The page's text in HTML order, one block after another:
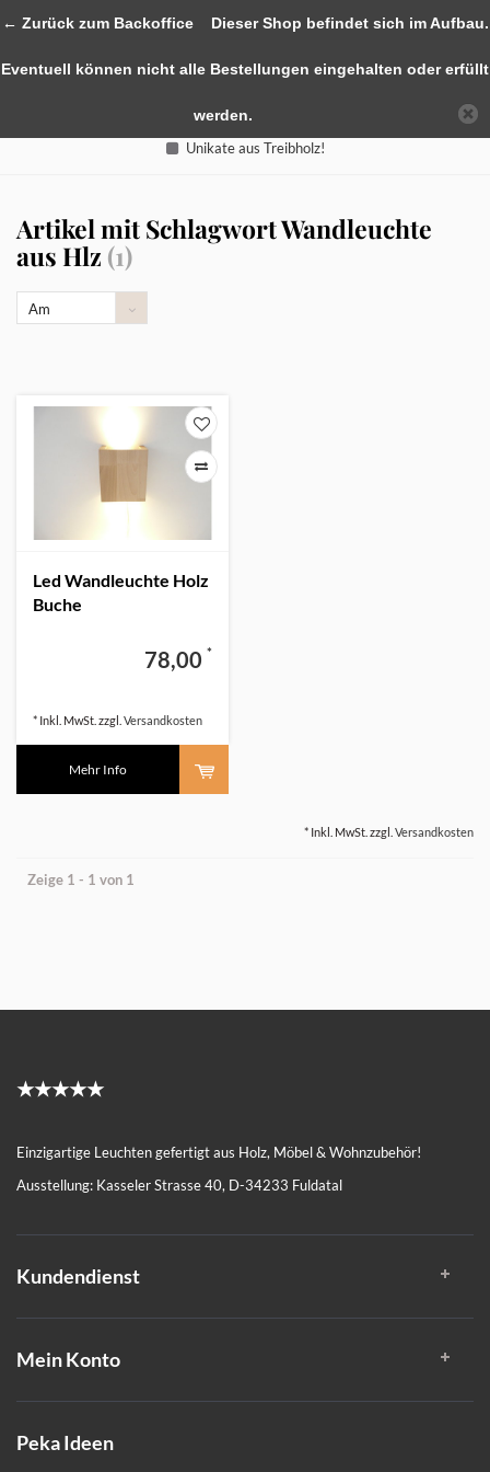
Unikate aus Treibholz!
Artikel mit Schlagwort Wandleuchte
aus Hlz (1)
Am
Led Wandleuchte Holz
Buche
78,00 *
* Inkl. MwSt. zzgl. Versandkosten
Mehr Info
* Inkl. MwSt. zzgl. Versandkosten
Zeige 1 - 1 von 1
★★★★★
Einzigartige Leuchten gefertigt aus Holz, Möbel & Wohnzubehör!
Ausstellung: Kasseler Strasse 40, D-34233 Fuldatal
Kundendienst
Mein Konto
Peka Ideen
← Zurück zum BackofficeDieser Shop befindet sich im Aufbau.
Eventuell können nicht alle Bestellungen eingehalten oder erfüllt
werden.